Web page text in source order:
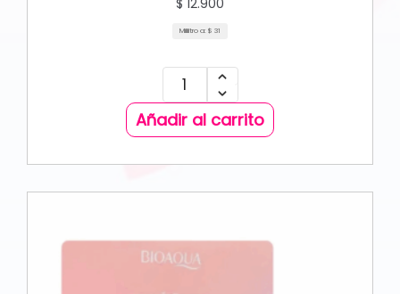
$ 12.900
Mililitro a: $ 31
Añadir al carrito